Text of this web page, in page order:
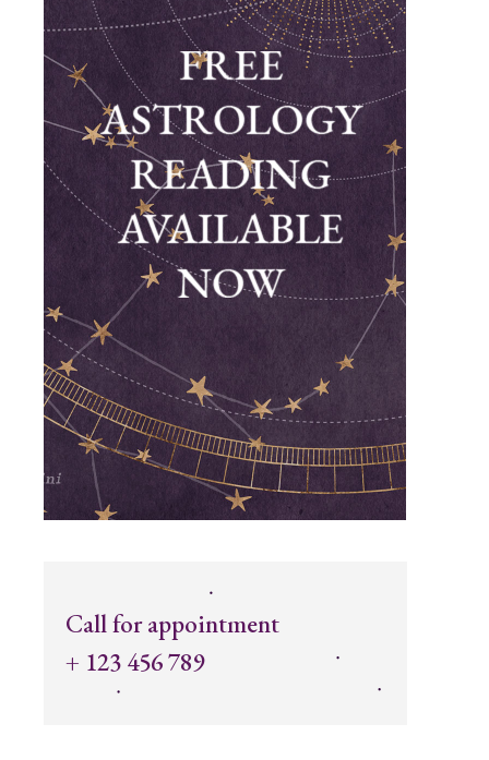
Call for appointment
+ 123 456 789